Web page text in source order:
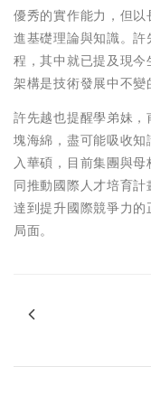
優秀的實作能力，但
進基礎理論與知識。
程，其中就已提及現
架構是技術發展中不變
許先越也提醒學弟妹
塊海綿，盡可能吸收
入華碩，目前集團與
同推動國際人才培育計
達到提升國際競爭力
局面。